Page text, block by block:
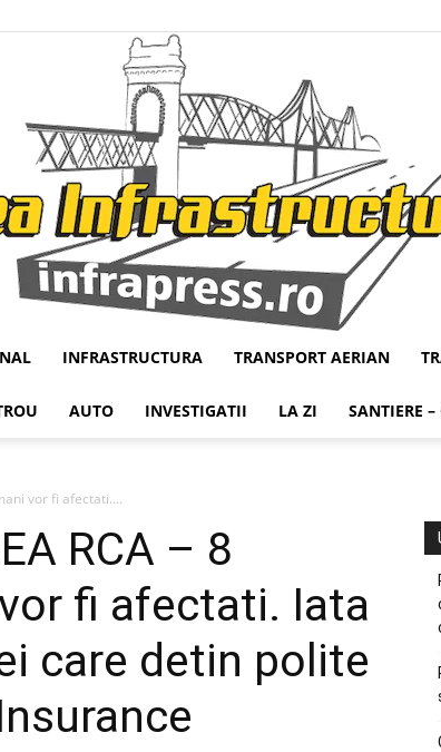
Infrapress
INFRASTRUCTURA TRANSPORT AERIAN
AUTO INVESTIGATII LA ZI SANTIERE
vor fi afectati....
RCA – 8
fi afectati. Iata
care detin polite